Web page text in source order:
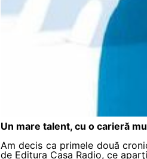
Un mare talent, cu o carieră
Am decis ca primele două
de Editura Casa Radio, ce